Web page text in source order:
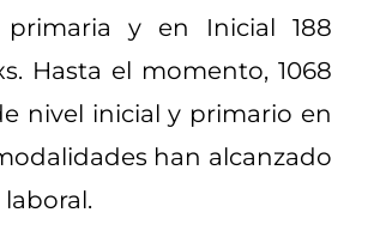
primaria y en Inicial 188
Hasta el momento, 1068
nivel inicial y primario en
han alcanzado